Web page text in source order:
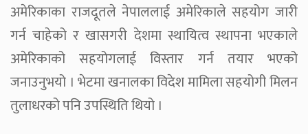
अमेरिकाका राजदूतले नेपाललाई अमेरिकाले सहयोग जारी
गर्न चाहेको र खासगरी देशमा स्थायित्व स्थापना भएकाले
अमेरिकाको सहयोगलाई विस्तार गर्न तयार भएको
जनाउनुभयो । भेटमा खनालका विदेश मामिला सहयोगी मिलन
तुलाधरको पनि उपस्थिति थियो ।